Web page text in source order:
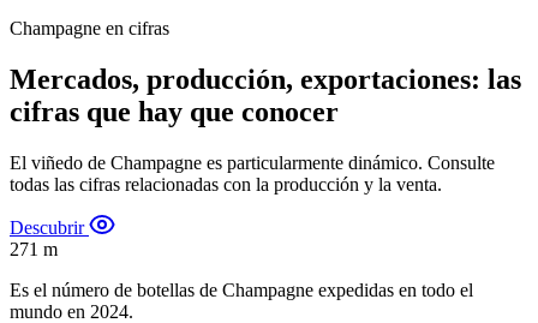
Champagne en cifras
Mercados, producción, exportaciones: las
cifras que hay que conocer
El viñedo de Champagne es particularmente dinámico. Consulte
todas las cifras relacionadas con la producción y la venta.
Descubrir
271 m
Es el número de botellas de Champagne expedidas en todo el
mundo en 2024.